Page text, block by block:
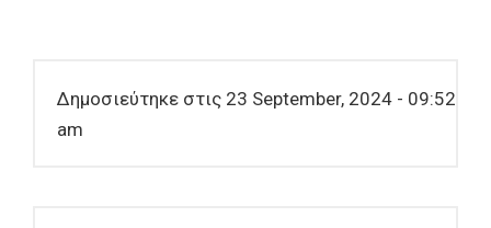
Δημοσιεύτηκε στις 23 September, 2024 - 09:52
am